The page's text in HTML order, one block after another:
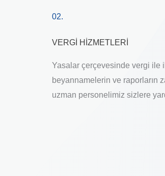
02.
VERGİ HİZMETLERİ
Yasalar çerçevesinde vergi ile
beyannamelerin ve raporların
uzman personelimiz sizlere